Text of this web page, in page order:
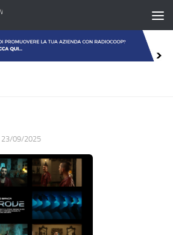
23/09/2025